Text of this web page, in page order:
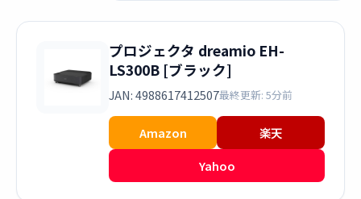
プロジェクタ dreamio EH-
LS300B [ブラック]
JAN: 4988617412507最終更新: 5分前
Amazon
楽天
Yahoo